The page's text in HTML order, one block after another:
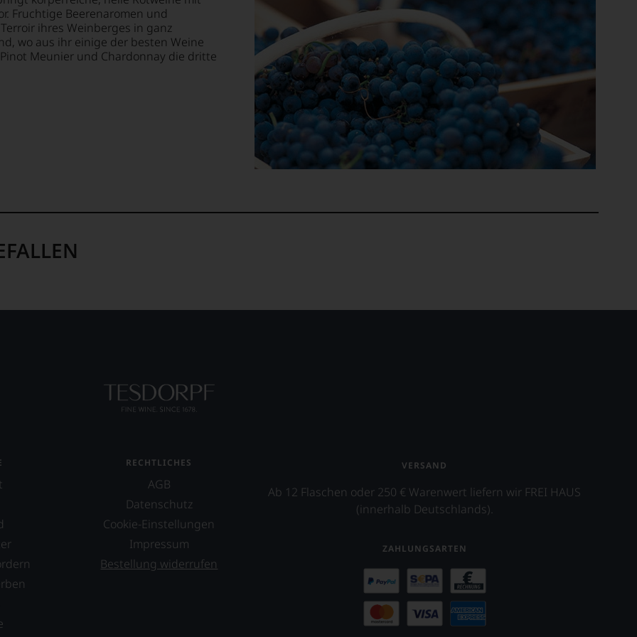
Fruchtige Beerenaromen und
ihres Weinberges in ganz
wo aus ihr einige der besten Weine
Meunier und Chardonnay die dritte
RECHTLICHES
AGB
Datenschutz
Cookie-Einstellungen
Impressum
Bestellung widerrufen
VERSAND
Ab 12 Flaschen oder 250 € Warenwert liefern wir FREI HAUS
(innerhalb Deutschlands).
ZAHLUNGSARTEN